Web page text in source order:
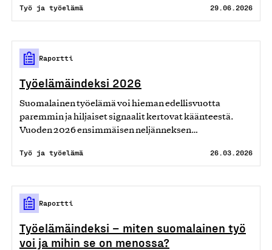
Työ ja työelämä 29.06.2026
Raportti
Työelämäindeksi 2026
Suomalainen työelämä voi hieman edellisvuotta
paremmin ja hiljaiset signaalit kertovat käänteestä.
Vuoden 2026 ensimmäisen neljänneksen…
Työ ja työelämä 26.03.2026
Raportti
Työelämäindeksi – miten suomalainen työ
voi ja mihin se on menossa?